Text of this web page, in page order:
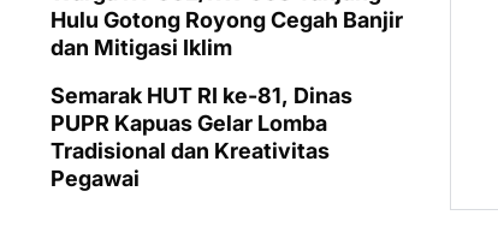
Hulu Gotong Royong Cegah Banjir
dan Mitigasi Iklim
Semarak HUT RI ke-81, Dinas
PUPR Kapuas Gelar Lomba
Tradisional dan Kreativitas
Pegawai